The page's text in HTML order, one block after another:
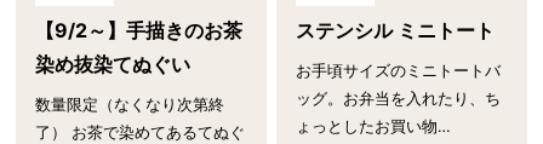
【9/2～】手描きのお茶
染め抜染てぬぐい
数量限定（なくなり次第終
了） お茶で染めてあるてぬぐ
ステンシル ミニトート
お手頃サイズのミニトートバ
ッグ。お弁当を入れたり、ち
ょっとしたお買い物…